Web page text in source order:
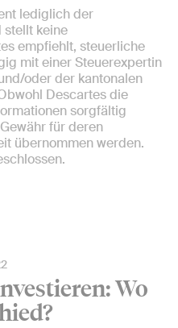
lediglich der
stellt keine
empfiehlt, steuerliche
mit einer Steuerexpertin
oder der kantonalen
Descartes die
sorgfältig
für deren
übernommen werden.
Wo